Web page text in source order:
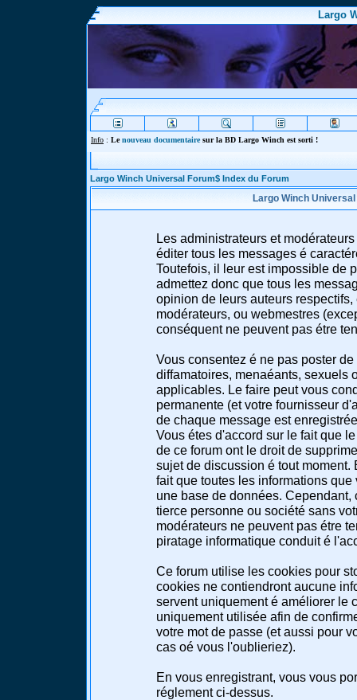
Largo
Info : Lenouveau documentairesur la BD Largo Winch est sorti !
Largo Winch Universal Forum$ Index du Forum
Largo Winch
Les administrateurs et
éditer tous les messages é
Toutefois, il leur est impossible de
admettez donc que tous les
opinion de leurs auteurs
modérateurs, ou webmestres
conséquent ne peuvent pas étre
Vous consentez é ne pas poster
diffamatoires, menaéants, sexuels
applicables. Le faire peut vous
permanente (et votre fournisseur
de chaque message est
Vous étes d'accord sur le fait que
de ce forum ont le droit de
sujet de discussion é tout
fait que toutes les informations
une base de données.
tierce personne ou société sans
modérateurs ne peuvent pas étre
piratage informatique conduit é
Ce forum utilise les cookies pour
cookies ne contiendront aucune
servent uniquement é améliorer le
uniquement utilisée afin de
votre mot de passe (et aussi pour
cas oé vous l'oublieriez).
En vous enregistrant, vous vous
réglement ci-dessus.